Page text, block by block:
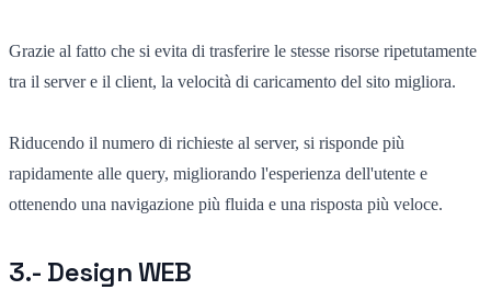
Grazie al fatto che si evita di trasferire le stesse risorse ripetutamente
tra il server e il client, la velocità di caricamento del sito migliora.
Riducendo il numero di richieste al server, si risponde più
rapidamente alle query, migliorando l'esperienza dell'utente e
ottenendo una navigazione più fluida e una risposta più veloce.
3.- Design WEB